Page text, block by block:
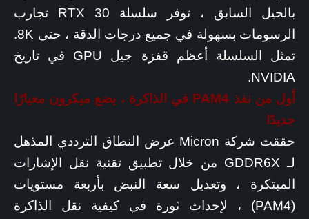
بالجيل السابق ، توفر سلسلة RTX 30 تجارب
الرسومات بسهولة في جميع درجات الدقة ، حتى 8K.
تمثل السلسلة أعظم قفزة جيل GPU في تاريخ
NVIDIA.
أول من نفذ PAM4 في الذاكرة ، يضع ميكرون معيارًا
جديدًا
حققت شركة Micron عرض النطاق الترددي المذهل
لـ GDDR6X من خلال تطبيق تقنية نقل الإشارات
المبتكرة ، وتعديل سعة النبض بأربعة مستويات
(PAM4) ، لإحداث ثورة في كيفية نقل الذاكرة